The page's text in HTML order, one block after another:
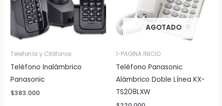
Telefonía y Citófonos
Teléfono Inalámbrico
Panasonic
$383.000
AGOTADO
1-PAGINA INICIO
Teléfono Panasonic
Alámbrico Doble Línea KX-
TS208LXW